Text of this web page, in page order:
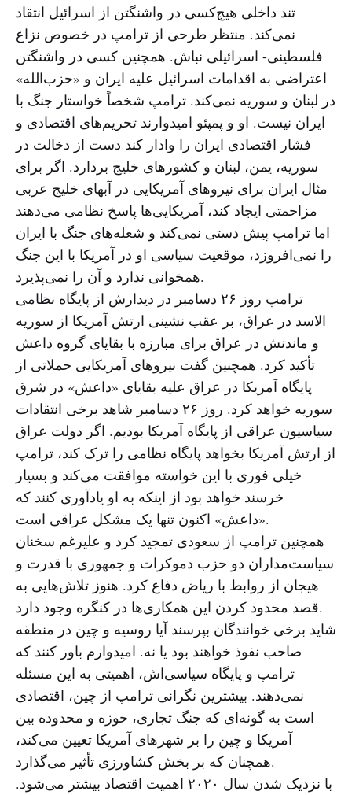
تند داخلی هیچ‌کسی در واشنگتن از اسرائیل انتقاد
نمی‌کند. منتظر طرحی از ترامپ در خصوص نزاع
فلسطینی- اسرائیلی نباش. همچنین کسی در واشنگتن
اعتراضی به اقدامات اسرائیل علیه ایران و «حزب‌الله»
در لبنان و سوریه نمی‌کند. ترامپ شخصاً خواستار جنگ با
ایران نیست. او و پمپئو امیدوارند تحریم‌های اقتصادی و
فشار اقتصادی ایران را وادار کند دست از دخالت در
سوریه، یمن، لبنان و کشورهای خلیج بردارد. اگر برای
مثال ایران برای نیروهای آمریکایی در آبهای خلیج عربی
مزاحمتی ایجاد کند، آمریکایی‌ها پاسخ نظامی می‌دهند
اما ترامپ پیش دستی نمی‌کند و شعله‌های جنگ با ایران
را نمی‌افروزد، موقعیت سیاسی او در آمریکا با این جنگ
همخوانی ندارد و آن را نمی‌پذیرد.
ترامپ روز ۲۶ دسامبر در دیدارش از پایگاه نظامی
الاسد در عراق، بر عقب نشینی ارتش آمریکا از سوریه
و ماندنش در عراق برای مبارزه با بقایای گروه داعش
تأکید کرد. همچنین گفت نیروهای آمریکایی حملاتی از
پایگاه آمریکا در عراق علیه بقایای «داعش» در شرق
سوریه خواهد کرد. روز ۲۶ دسامبر شاهد برخی انتقادات
سیاسیون عراقی از پایگاه آمریکا بودیم. اگر دولت عراق
از ارتش آمریکا بخواهد پایگاه نظامی را ترک کند، ترامپ
خیلی فوری با این خواسته موافقت می‌کند و بسیار
خرسند خواهد بود از اینکه به او یادآوری کنند که
«داعش» اکنون تنها یک مشکل عراقی است.
همچنین ترامپ از سعودی تمجید کرد و علیرغم سخنان
سیاست‌مداران دو حزب دموکرات و جمهوری با قدرت و
هیجان از روابط با ریاض دفاع کرد. هنوز تلاش‌هایی به
قصد محدود کردن این همکاری‌ها در کنگره وجود دارد.
شاید برخی خوانندگان بپرسند آیا روسیه و چین در منطقه
صاحب نفوذ خواهند بود یا نه. امیدوارم باور کنند که
ترامپ و پایگاه سیاسی‌اش، اهمیتی به این مسئله
نمی‌دهند. بیشترین نگرانی ترامپ از چین، اقتصادی
است به گونه‌ای که جنگ تجاری، حوزه و محدوده بین
آمریکا و چین را بر شهرهای آمریکا تعیین می‌کند،
همچنان که بر بخش کشاورزی تأثیر می‌گذارد.
با نزدیک شدن سال ۲۰۲۰ اهمیت اقتصاد بیشتر می‌شود.